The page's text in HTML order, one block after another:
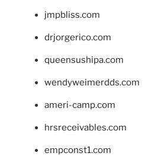
jmpbliss.com
drjorgerico.com
queensushipa.com
wendyweimerdds.com
ameri-camp.com
hrsreceivables.com
empconst1.com